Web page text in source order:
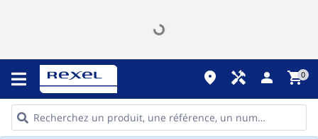
place handyman person shopping_cart0